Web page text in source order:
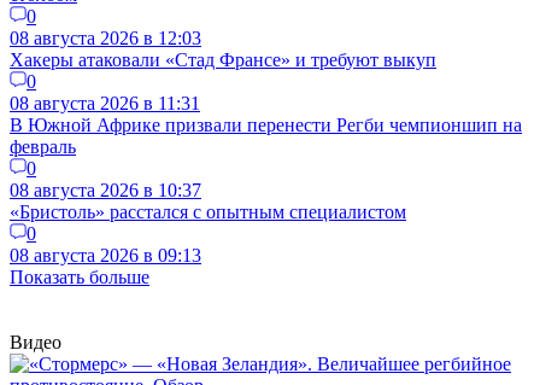
0
08 августа 2026 в 12:03
Хакеры атаковали «Стад Франсе» и требуют выкуп
0
08 августа 2026 в 11:31
В Южной Африке призвали перенести Регби чемпионшип на
февраль
0
08 августа 2026 в 10:37
«Бристоль» расстался с опытным специалистом
0
08 августа 2026 в 09:13
Показать больше
Видео